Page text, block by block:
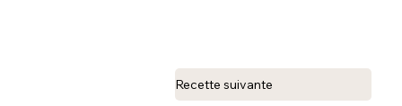
Recette suivante